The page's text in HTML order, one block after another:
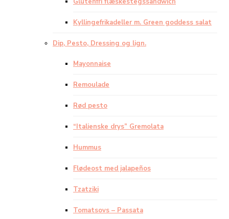
Kyllingefrikadeller m. Green goddess salat
Dip, Pesto, Dressing og lign.
Mayonnaise
Remoulade
Rød pesto
“Italienske drys” Gremolata
Hummus
Flødeost med jalapeños
Tzatziki
Tomatsovs – Passata